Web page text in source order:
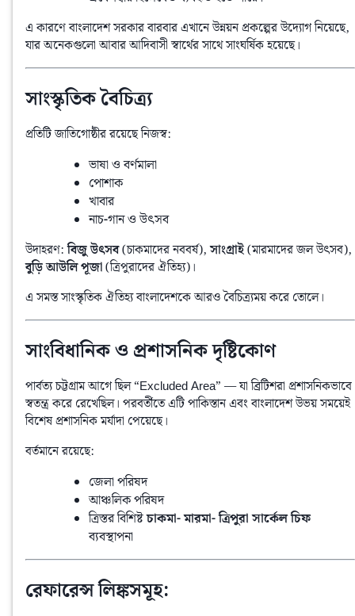
এ কারণে বাংলাদেশ সরকার বারবার এখানে উন্নয়ন প্রকল্পের উদ্যোগ নিয়েছে,
যার অনেকগুলো আবার আদিবাসী স্বার্থের সাথে সাংঘর্ষিক হয়েছে।
সাংস্কৃতিক বৈচিত্র্য
প্রতিটি জাতিগোষ্ঠীর রয়েছে নিজস্ব:
ভাষা ও বর্ণমালা
পোশাক
খাবার
নাচ-গান ও উৎসব
উদাহরণ: বিজু উৎসব (চাকমাদের নববর্ষ), সাংগ্রাই
বুড়ি আউলি পূজা (ত্রিপুরাদের ঐতিহ্য)।
এ সমস্ত সাংস্কৃতিক ঐতিহ্য বাংলাদেশকে আরও বৈচিত্র্যময় করে তোলে।
সাংবিধানিক ও প্রশাসনিক দৃষ্টিকোণ
পার্বত্য চট্টগ্রাম আগে ছিল “Excluded Area” — যা ব্রিটিশরা প্রশাসনিকভাবে
স্বতন্ত্র করে রেখেছিল। পরবর্তীতে এটি পাকিস্তান এবং বাংলাদেশ উভয় সময়েই
বিশেষ প্রশাসনিক মর্যাদা পেয়েছে।
বর্তমানে রয়েছে:
জেলা পরিষদ
আঞ্চলিক পরিষদ
ত্রিস্তর বিশিষ্টচাকমা- মারমা- ত্রিপুরা সার্কেল চিফ
ব্যবস্থাপনা
রেফারেন্স লিঙ্কসমূহ: